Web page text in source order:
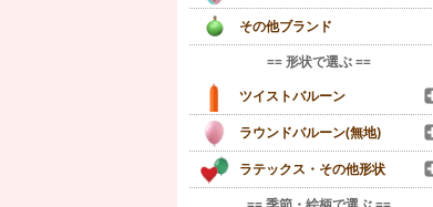
その他ブランド
== 形状で選ぶ ==
ツイストバルーン
ラウンドバルーン(無地)
ラテックス・その他形状